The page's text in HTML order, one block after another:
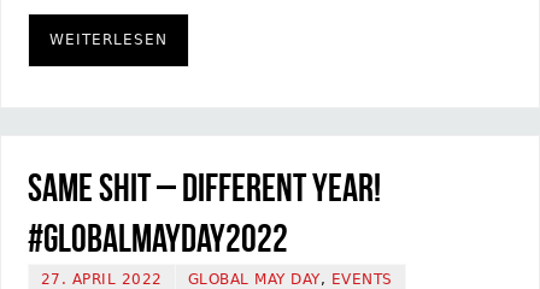
WEITERLESEN
Same Shit – Different Year!
#GlobalMayDay2022
27. APRIL 2022 GLOBAL MAY DAY, EVENTS